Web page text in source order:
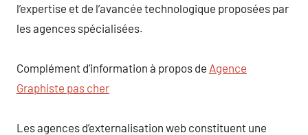
l’expertise et de l’avancée technologique proposées par
les agences spécialisées.
Complément d’information à propos de Agence
Graphiste pas cher
Les agences d’externalisation web constituent une